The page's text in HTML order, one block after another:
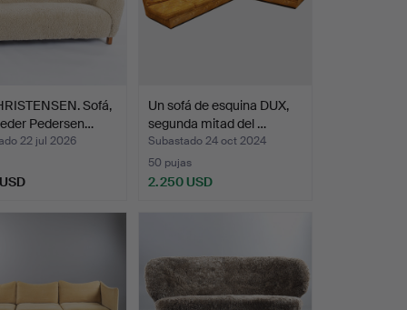
Sofá,
Pedersen…
22 jul 2026
Un sofá de esquina DUX,
segunda mitad del …
Subastado 24 oct 2024
50 pujas
2.250 USD